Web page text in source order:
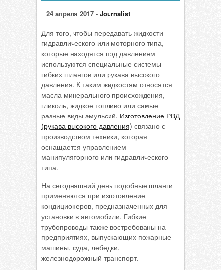
24 апреля 2017 - Journalist
Для того, чтобы передавать жидкости
гидравлического или моторного типа,
которые находятся под давлением
используются специальные системы
гибких шлангов или рукава высокого
давления. К таким жидкостям относятся
масла минерального происхождения,
гликоль, жидкое топливо или самые
разные виды эмульсий. Изготовление РВД
(рукава высокого давления) связано с
производством техники, которая
оснащается управлением
манипуляторного или гидравлического
типа.
На сегодняшний день подобные шланги
применяются при изготовление
кондиционеров, предназначенных для
установки в автомобили. Гибкие
трубопроводы также востребованы на
предприятиях, выпускающих пожарные
машины, суда, лебедки,
железнодорожный транспорт.